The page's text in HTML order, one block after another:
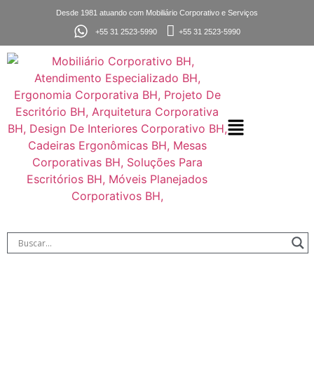
Desde 1981 atuando com Mobiliário Corporativo e Serviços
+55 31 2523-5990 +55 31 2523-5990